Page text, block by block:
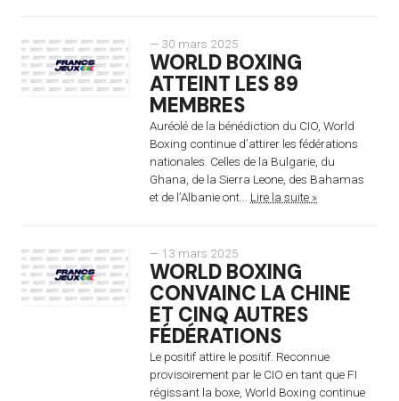
— 30 mars 2025
WORLD BOXING
ATTEINT LES 89
MEMBRES
Auréolé de la bénédiction du CIO, World
Boxing continue d’attirer les fédérations
nationales. Celles de la Bulgarie, du
Ghana, de la Sierra Leone, des Bahamas
et de l’Albanie ont... Lire la suite »
— 13 mars 2025
WORLD BOXING
CONVAINC LA CHINE
ET CINQ AUTRES
FÉDÉRATIONS
Le positif attire le positif. Reconnue
provisoirement par le CIO en tant que FI
régissant la boxe, World Boxing continue